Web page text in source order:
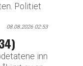
Politiet
08.08.2026 02:53
inn